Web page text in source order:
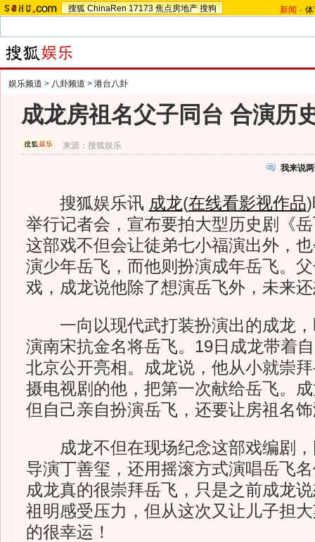
搜狐 ChinaRen 17173 焦点房地产 搜狗 新闻 -
娱乐频道 > 八卦频道 > 港台八卦
成龙房祖名父子同台 合演历
来源：搜狐娱乐
我来说
搜狐娱乐讯 成龙(在线看影视作品)
举行记者会，宣布要拍大型历史剧《
这部戏不但会让徒弟七小福演出外，
演少年岳飞，而他则扮演成年岳飞。
戏，成龙说他除了想演岳飞外，未来
一向以现代武打装扮演出的成龙，
演南宋抗金名将岳飞。19日成龙带着
北京公开亮相。成龙说，他从小就崇
摄电视剧的他，把第一次献给岳飞。
但自己亲自扮演岳飞，还要让房祖名
成龙不但在现场纪念这部戏编剧，
导演丁善玺，还用摇滚方式演唱岳飞
成龙真的很崇拜岳飞，只是之前成龙
祖明感受压力，但从这次又让儿子担
的很幸运！